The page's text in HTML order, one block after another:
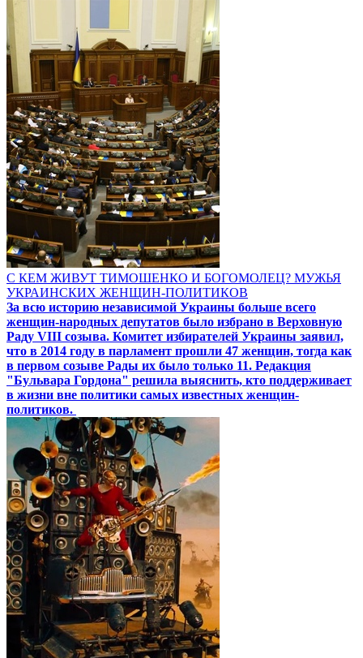
С КЕМ ЖИВУТ ТИМОШЕНКО И БОГОМОЛЕЦ? МУЖЬЯ
УКРАИНСКИХ ЖЕНЩИН-ПОЛИТИКОВ
За всю историю независимой Украины больше всего
женщин-народных депутатов было избрано в Верховную
Раду VIII созыва. Комитет избирателей Украины заявил,
что в 2014 году в парламент прошли 47 женщин, тогда как
в первом созыве Рады их было только 11. Редакция
"Бульвара Гордона" решила выяснить, кто поддерживает
в жизни вне политики самых известных женщин-
политиков.